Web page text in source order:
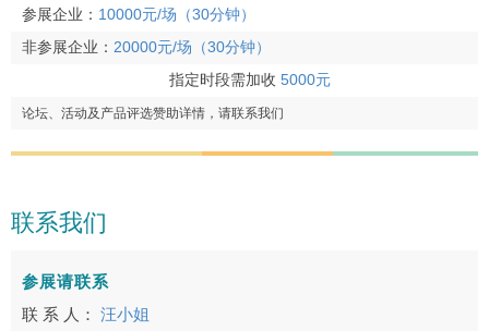
参展企业： 10000元/场（30分钟）
非参展企业： 20000元/场（30分钟）
指定时段需加收 5000元
论坛、活动及产品评选赞助详情，请联系我们
联系我们
参展请联系
联 系 人： 汪小姐